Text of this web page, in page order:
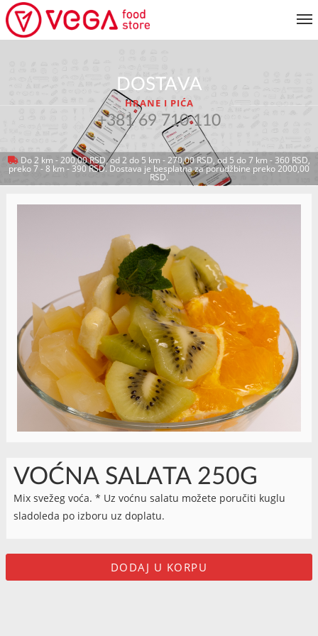
KORISNIČKI SERVISDOSTAVA
HRANE I PIĆA
+381 69 710 110
Do 2 km - 200,00 RSD, od 2 do 5 km - 270,00 RSD, od 5 do 7 km - 360 RSD,
preko 7 - 8 km - 390 RSD. Dostava je besplatna za porudžbine preko 2000,00
RSD.
VRATI SE NA JELOVNIK
VOĆNA SALATA 250G
Mix svežeg voća. * Uz voćnu salatu možete poručiti kuglu
sladoleda po izboru uz doplatu.
DODAJ U KORPU